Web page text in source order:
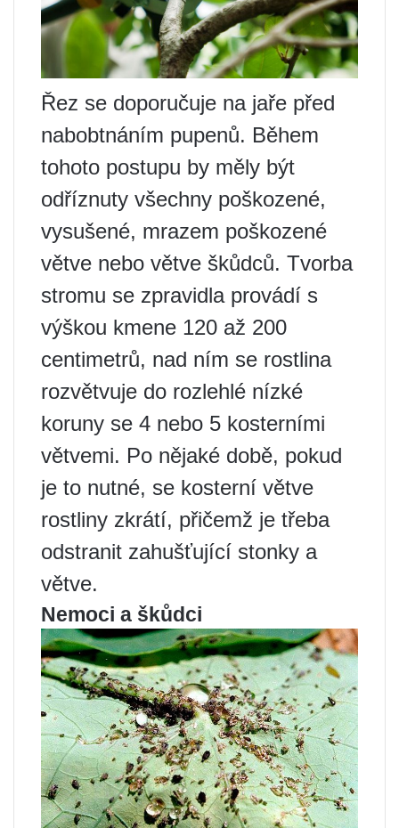
Řez se doporučuje na jaře před
nabobtnáním pupenů. Během
tohoto postupu by měly být
odříznuty všechny poškozené,
vysušené, mrazem poškozené
větve nebo větve škůdců. Tvorba
stromu se zpravidla provádí s
výškou kmene 120 až 200
centimetrů, nad ním se rostlina
rozvětvuje do rozlehlé nízké
koruny se 4 nebo 5 kosterními
větvemi. Po nějaké době, pokud
je to nutné, se kosterní větve
rostliny zkrátí, přičemž je třeba
odstranit zahušťující stonky a
větve.
Nemoci a škůdci